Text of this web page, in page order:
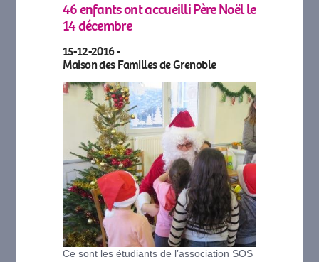
46 enfants ont accueilli Père Noël le
14 décembre
15-12-2016 -
Maison des Familles de Grenoble
Ce sont les étudiants de l’association SOS